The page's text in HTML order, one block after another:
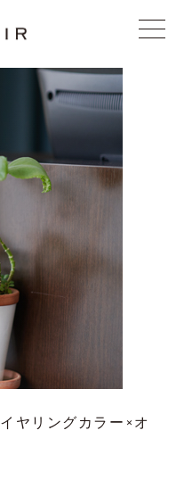
イヤリングカラー×オ